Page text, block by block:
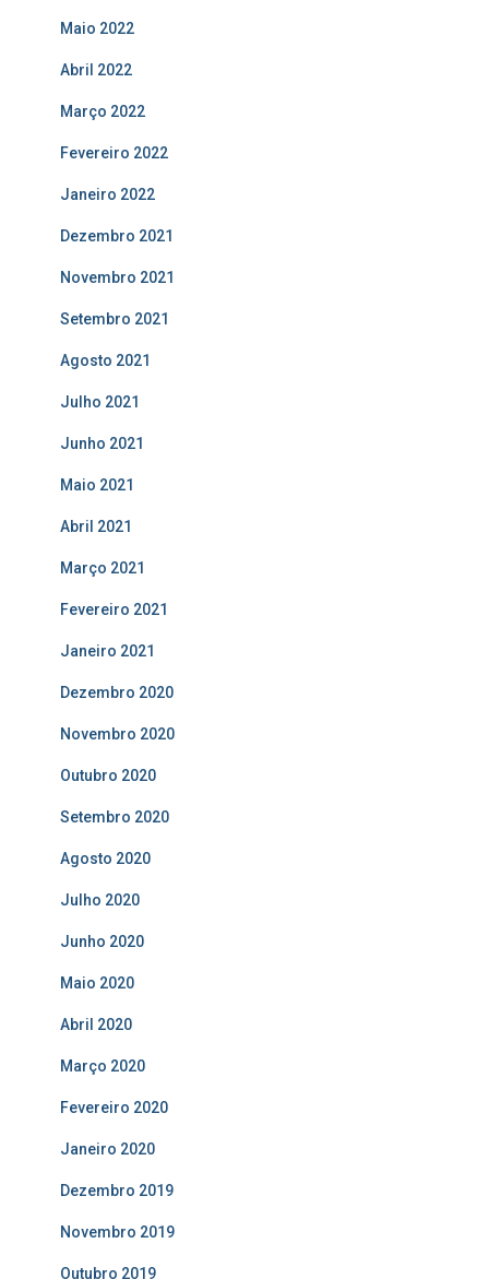
Maio 2022
Abril 2022
Março 2022
Fevereiro 2022
Janeiro 2022
Dezembro 2021
Novembro 2021
Setembro 2021
Agosto 2021
Julho 2021
Junho 2021
Maio 2021
Abril 2021
Março 2021
Fevereiro 2021
Janeiro 2021
Dezembro 2020
Novembro 2020
Outubro 2020
Setembro 2020
Agosto 2020
Julho 2020
Junho 2020
Maio 2020
Abril 2020
Março 2020
Fevereiro 2020
Janeiro 2020
Dezembro 2019
Novembro 2019
Outubro 2019